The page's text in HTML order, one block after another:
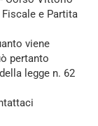
Fiscale e Partita
viene
pertanto
legge n. 62